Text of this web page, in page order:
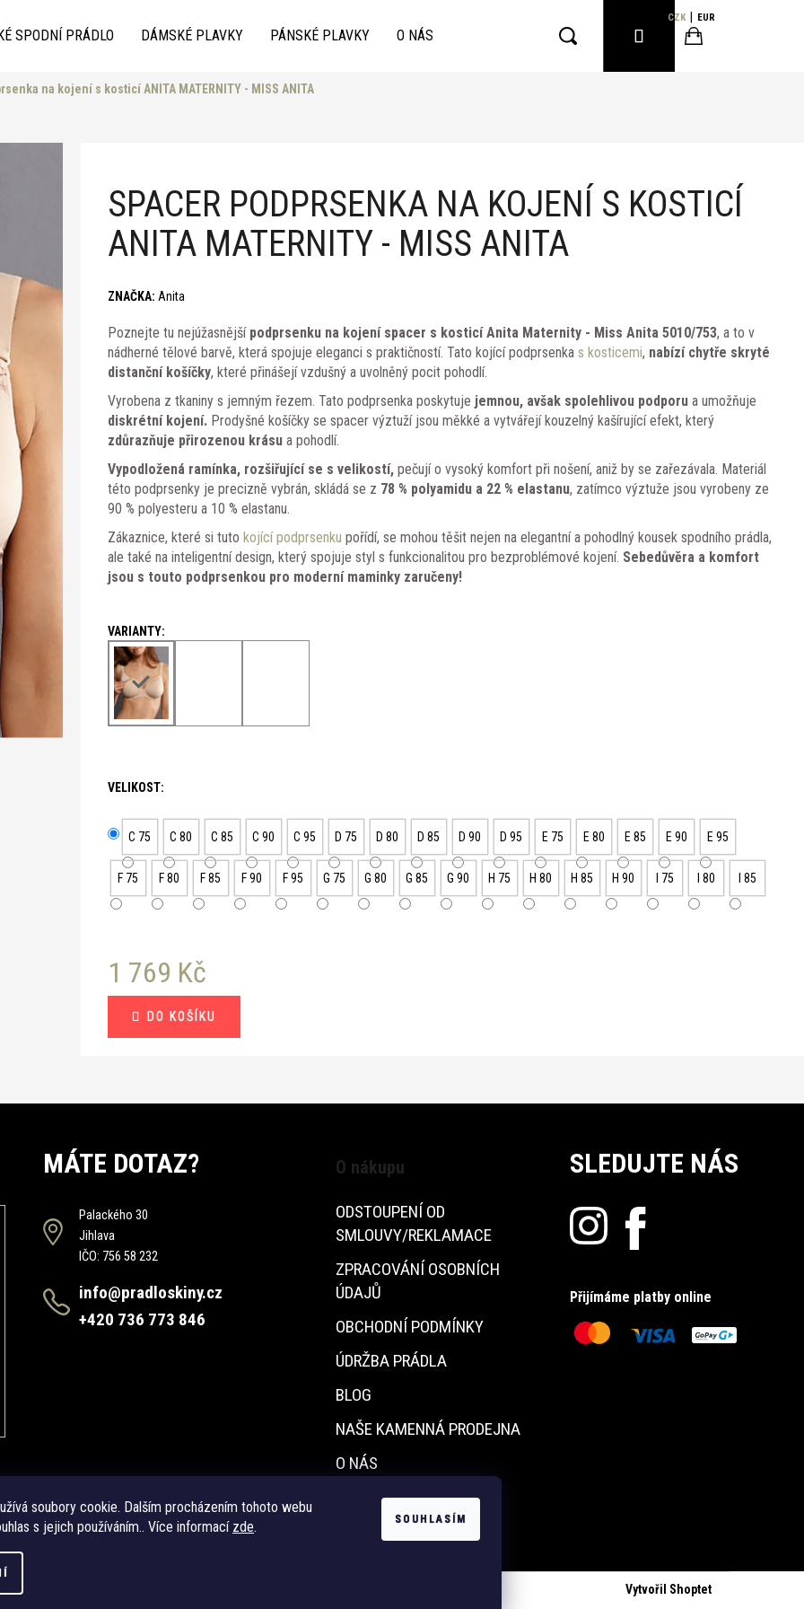
soubory cookie. Dalším procházením tohoto webu
s jejich používáním.. Více informací zde. SOUHLASÍM
SPODNÍ PRÁDLO DÁMSKÉ PLAVKY PÁNSKÉ PLAVKY O NÁS
CZK EUR
PŘIHLÁŠENÍ
na kojení s kosticí ANITA MATERNITY - MISS ANITA
SPACER PODPRSENKA NA KOJENÍ S KOSTICÍ
ANITA MATERNITY - MISS ANITA
VELIKOST:
C 75 C 80 C 85 C 90 C 95 D 75 D 80 D 85 D 90 D 95 E 75 E 80 E 85 E 90 E 95
F 75 F 80 F 85 F 90 F 95 G 75 G 80 G 85 G 90 H 75 H 80 H 85 H 90 I 75 I 80 I 85
1 769 Kč
cena:
DO KOŠÍKU
ZNAČKA: Anita
Poznejte tu nejúžasnější podprsenku na kojení spacer s kosticí Anita Maternity - Miss Anita 5010/753, a to v
nádherné tělové barvě, která spojuje eleganci s praktičností. Tato kojící podprsenka s kosticemi, nabízí chytře skryté
distanční košíčky, které přinášejí vzdušný a uvolněný pocit pohodlí.
Vyrobena z tkaniny s jemným řezem. Tato podprsenka poskytuje jemnou, avšak spolehlivou podporua umožňuje
diskrétní kojení.Prodyšné košíčky se spacer výztuží jsou měkké a vytvářejí kouzelný kašírující efekt, který
zdůrazňuje přirozenou krásua pohodlí.
Vypodložená ramínka, rozšiřující se s velikostí,pečují o vysoký komfort při nošení, aniž by se zařezávala. Materiál
této podprsenky je precizně vybrán, skládá se z 78 % polyamidu a 22 % elastanu, zatímco výztuže jsou vyrobeny ze
90 % polyesteru a 10 % elastanu.
Zákaznice, které si tuto kojící podprsenku pořídí, se mohou těšit nejen na elegantní a pohodlný kousek spodního prádla,
ale také na inteligentní design, který spojuje styl s funkcionalitou pro bezproblémové kojení. Sebedůvěra a komfort
jsou s touto podprsenkou pro moderní maminky zaručeny!
Doporučujeme
MÁTE DOTAZ?
Palackého 30
Jihlava
IČO: 756 58 232
info@pradloskiny.cz
+420 736 773 846
O nákupu
ODSTOUPENÍ OD
SMLOUVY/REKLAMACE
ZPRACOVÁNÍ OSOBNÍCH
ÚDAJŮ
OBCHODNÍ PODMÍNKY
ÚDRŽBA PRÁDLA
BLOG
NAŠE KAMENNÁ PRODEJNA
O NÁS
KONTAKTY
SLEDUJTE NÁS
Přijímáme platby online
Vytvořil Shoptet
Upravit nastavení cookies